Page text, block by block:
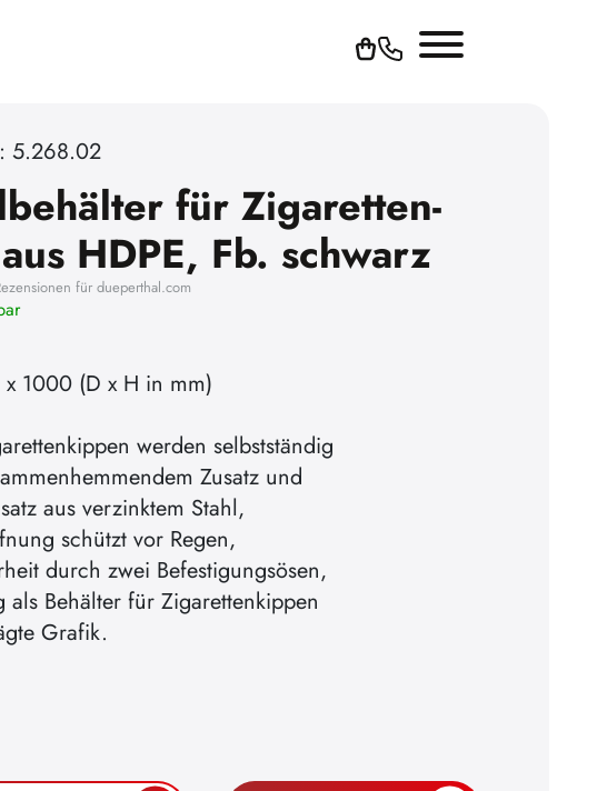
5.268.02
für Zigaretten-
HDPE, Fb. schwarz
für dueperthal.com
1000 (D x H in mm)
werden selbstständig
Zusatz und
aus verzinktem Stahl,
schützt vor Regen,
durch zwei Befestigungsösen,
als Behälter für Zigarettenkippen
Grafik.